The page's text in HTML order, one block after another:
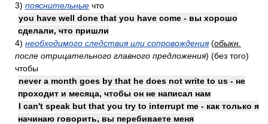
3) пояснительные что
you have well done that you have come - вы хорошо
сделали, что пришли
4) необходимого следствия или сопровождения(обыкн.
после отрицательного главного предложения) (без того)
чтобы
never a month goes by that he does not write to us - не
проходит и месяца, чтобы он не написал нам
I can't speak but that you try to interrupt me - как только я
начинаю говорить, вы перебиваете меня